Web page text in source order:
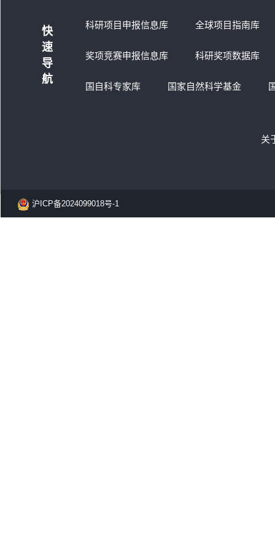
快
速
导
航
科研项目申报信息库 全球项目指南库
奖项竞赛申报信息库 科研奖项数据库
国自科专家库 国家自然科学基金
关
沪ICP备2024099018号-1